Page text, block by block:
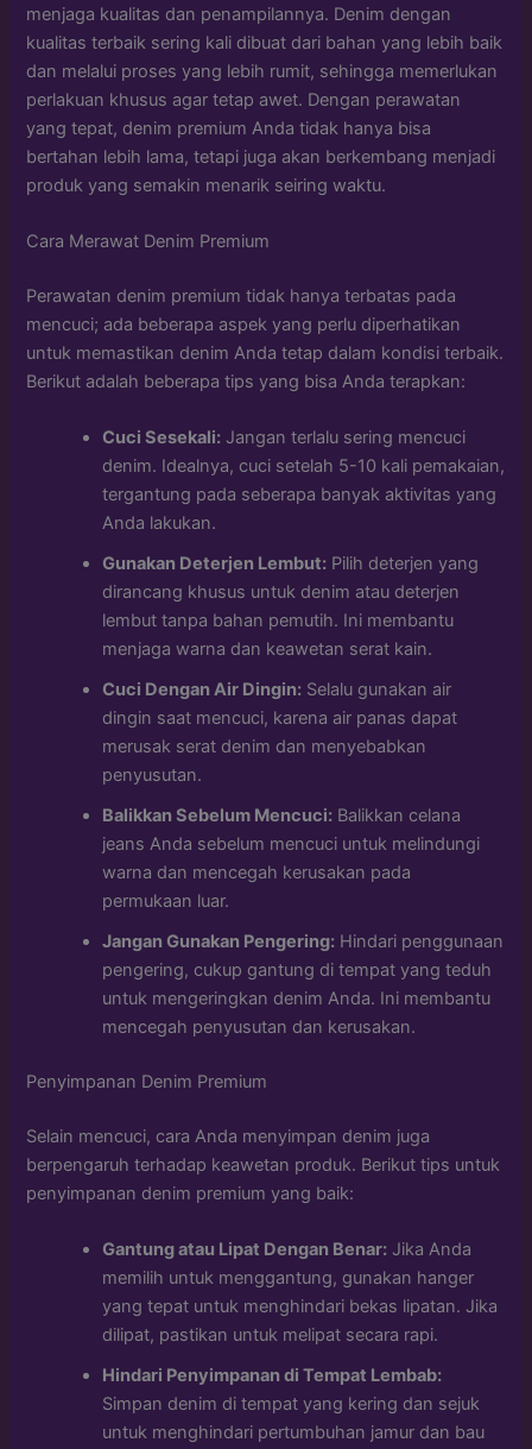
menjaga kualitas dan penampilannya. Denim dengan
kualitas terbaik sering kali dibuat dari bahan yang lebih baik
dan melalui proses yang lebih rumit, sehingga memerlukan
perlakuan khusus agar tetap awet. Dengan perawatan
yang tepat, denim premium Anda tidak hanya bisa
bertahan lebih lama, tetapi juga akan berkembang menjadi
produk yang semakin menarik seiring waktu.
Cara Merawat Denim Premium
Perawatan denim premium tidak hanya terbatas pada
mencuci; ada beberapa aspek yang perlu diperhatikan
untuk memastikan denim Anda tetap dalam kondisi terbaik.
Berikut adalah beberapa tips yang bisa Anda terapkan:
Cuci Sesekali: Jangan terlalu sering mencuci
denim. Idealnya, cuci setelah 5-10 kali pemakaian,
tergantung pada seberapa banyak aktivitas yang
Anda lakukan.
Gunakan Deterjen Lembut: Pilih deterjen yang
dirancang khusus untuk denim atau deterjen
lembut tanpa bahan pemutih. Ini membantu
menjaga warna dan keawetan serat kain.
Cuci Dengan Air Dingin: Selalu gunakan air
dingin saat mencuci, karena air panas dapat
merusak serat denim dan menyebabkan
penyusutan.
Balikkan Sebelum Mencuci: Balikkan celana
jeans Anda sebelum mencuci untuk melindungi
warna dan mencegah kerusakan pada
permukaan luar.
Jangan Gunakan Pengering: Hindari penggunaan
pengering, cukup gantung di tempat yang teduh
untuk mengeringkan denim Anda. Ini membantu
mencegah penyusutan dan kerusakan.
Penyimpanan Denim Premium
Selain mencuci, cara Anda menyimpan denim juga
berpengaruh terhadap keawetan produk. Berikut tips untuk
penyimpanan denim premium yang baik:
Gantung atau Lipat Dengan Benar: Jika Anda
memilih untuk menggantung, gunakan hanger
yang tepat untuk menghindari bekas lipatan. Jika
dilipat, pastikan untuk melipat secara rapi.
Hindari Penyimpanan di Tempat Lembab:
Simpan denim di tempat yang kering dan sejuk
untuk menghindari pertumbuhan jamur dan bau